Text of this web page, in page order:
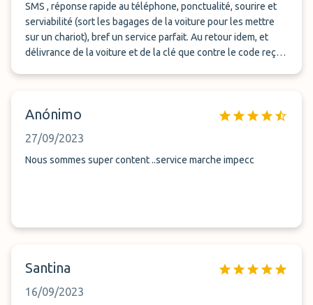
SMS , réponse rapide au téléphone, ponctualité, sourire et
serviabilité (sort les bagages de la voiture pour les mettre
sur un chariot), bref un service parfait. Au retour idem, et
délivrance de la voiture et de la clé que contre le code reçu.
Anónimo
27/09/2023
Nous sommes super content ..service marche impecc
Santina
16/09/2023